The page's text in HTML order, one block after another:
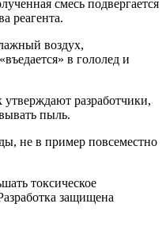
смесь подвергается
реагента.
воздух,
в гололед и
разработчики,
пыль.
не в пример повсеместно
токсическое
защищена